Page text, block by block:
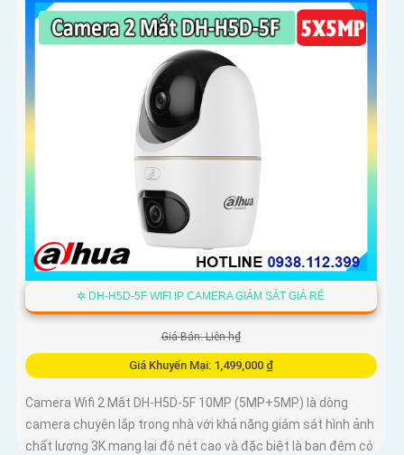
✲ DH-H5D-5F WIFI IP CAMERA GIÁM SÁT GIÁ RẺ
Giá Bán: Liên h₫
Giá Khuyến Mại: 1,499,000 ₫
Camera Wifi 2 Mắt DH-H5D-5F 10MP (5MP+5MP) là dòng
camera chuyên lắp trong nhà với khả năng giám sát hình ảnh
chất lượng 3K mang lại độ nét cao và đặc biệt là ban đêm có